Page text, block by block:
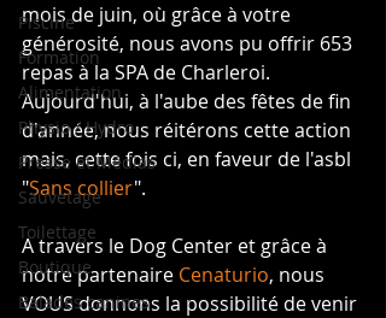
Piscine
Formation
Alimentation
Physio / Hydro
Presse et Médias
Sauvetage
Toilettage
Boutique
Balades canines
mois de juin, où grâce à votre
générosité, nous avons pu offrir 653
repas à la SPA de Charleroi.
Aujourd'hui, à l'aube des fêtes de fin
d'année, nous réitérons cette action
mais, cette fois ci, en faveur de l'asbl
"Sans collier".
A travers le Dog Center et grâce à
notre partenaire Cenaturio, nous
VOUS donnons la possibilité de venir